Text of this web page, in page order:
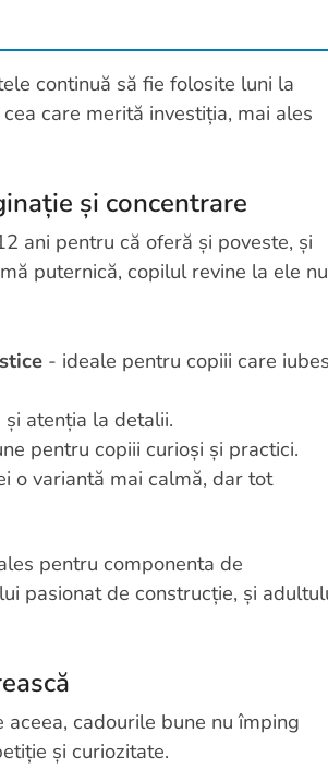
continuă să fie folosite luni la
care merită investiția, mai ales
și concentrare
ani pentru că oferă și poveste, și
puternică, copilul revine la ele nu
- ideale pentru copiii care
atenția la detalii.
pentru copiii curioși și practici.
o variantă mai calmă, dar tot
pentru componenta de
pasionat de construcție, și
cadourile bune nu împing
și curiozitate.